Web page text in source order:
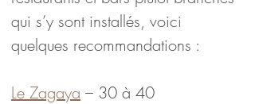
qui s’y sont installés, voici
quelques recommandations :
Le Zagaya – 30 à 40